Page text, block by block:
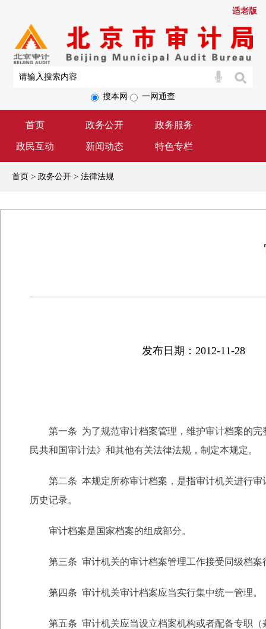
适老版
首页 政务公开 政务服务
政民互动 新闻动态 特色专栏
搜本网 一网通查
首页 > 政务公开 > 法律法规
发布日期：2012-11-28
第一条 为了规范审计档案管理，维护审计档案的完
民共和国审计法》和其他有关法律法规，制定本规定。
第二条 本规定所称审计档案，是指审计机关进行审
历史记录。
审计档案是国家档案的组成部分。
第三条 审计机关的审计档案管理工作接受同级档案
第四条 审计机关审计档案应当实行集中统一管理。
第五条 审计机关应当设立档案机构或者配备专职（